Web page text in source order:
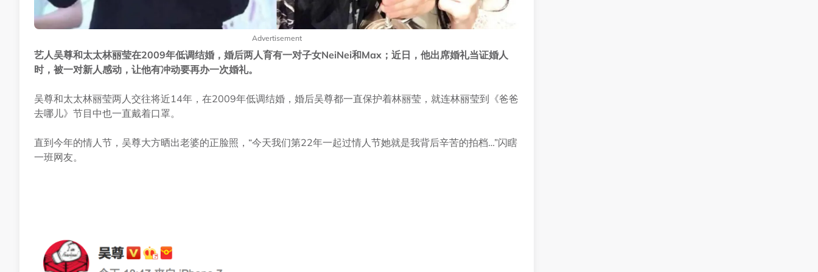
Advertisement
艺人吴尊和太太林丽莹在2009年低调结婚，婚后两人育有一对子女NeiNei和Max；近日，他出席婚礼当证婚人
时，被一对新人感动，让他有冲动要再办一次婚礼。
吴尊和太太林丽莹两人交往将近14年，在2009年低调结婚，婚后吴尊都一直保护着林丽莹，就连林丽莹到《爸爸
去哪儿》节目中也一直戴着口罩。
直到今年的情人节，吴尊大方晒出老婆的正脸照，“今天我们第22年一起过情人节她就是我背后辛苦的拍档…”闪瞎
一班网友。